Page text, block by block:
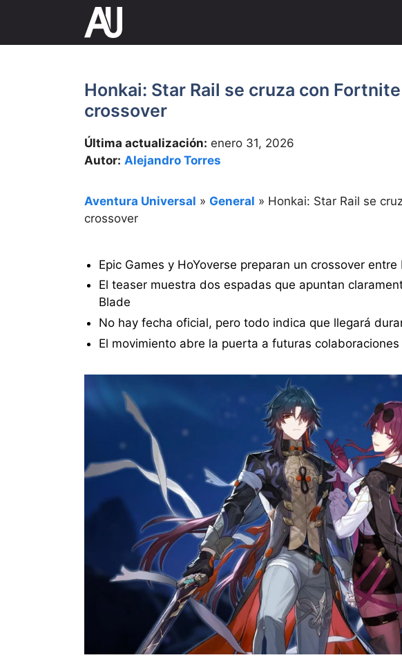
contenido
Honkai: Star Rail se cruza con
crossover
Última actualización: enero 31, 2026
Autor: Alejandro Torres
Aventura Universal » General » Honkai: Star Rail se
crossover
Epic Games y HoYoverse preparan un crossover
El teaser muestra dos espadas que apuntan
Blade
No hay fecha oficial, pero todo indica que llegará
El movimiento abre la puerta a futuras